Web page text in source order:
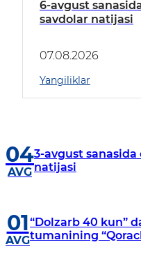
6-avgust
savdolar natijasi
07.08.2026
Yangiliklar
04
AVG
3-avgust
natijasi
01
AVG
“Dolzarb 40 kun”
tumanining